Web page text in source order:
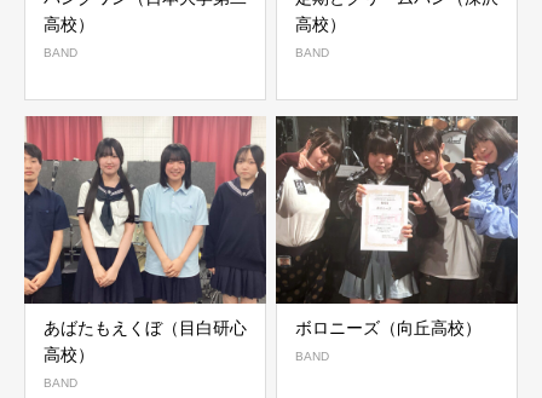
高校）
BAND
高校）
BAND
あばたもえくぼ（目白研心
高校）
BAND
ボロニーズ（向丘高校）
BAND